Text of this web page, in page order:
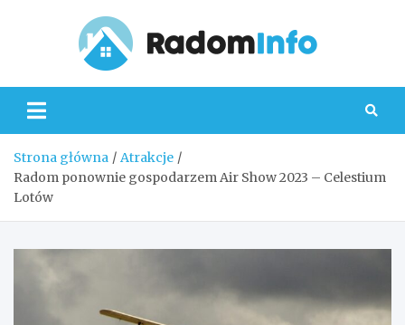
Strona główna
Atrakcje
Radom ponownie gospodarzem Air Show 2023 – Celestium
Lotów